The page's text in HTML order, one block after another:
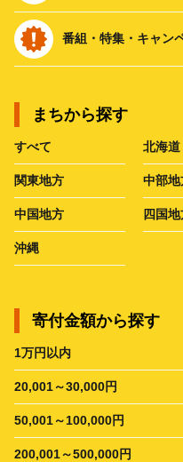
番組・特集・キャン
まちから探す
すべて 北海道
関東地方 中部地
中国地方 四国
沖縄
寄付金額から探す
1万円以内
20,001～30,000円
50,001～100,000円
200,001～500,000円